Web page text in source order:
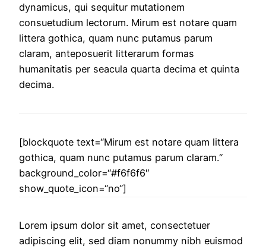
dynamicus, qui sequitur mutationem
consuetudium lectorum. Mirum est notare quam
littera gothica, quam nunc putamus parum
claram, anteposuerit litterarum formas
humanitatis per seacula quarta decima et quinta
decima.
[blockquote text=“Mirum est notare quam littera
gothica, quam nunc putamus parum claram.“
background_color=“#f6f6f6″
show_quote_icon=“no“]
Lorem ipsum dolor sit amet, consectetuer
adipiscing elit, sed diam nonummy nibh euismod